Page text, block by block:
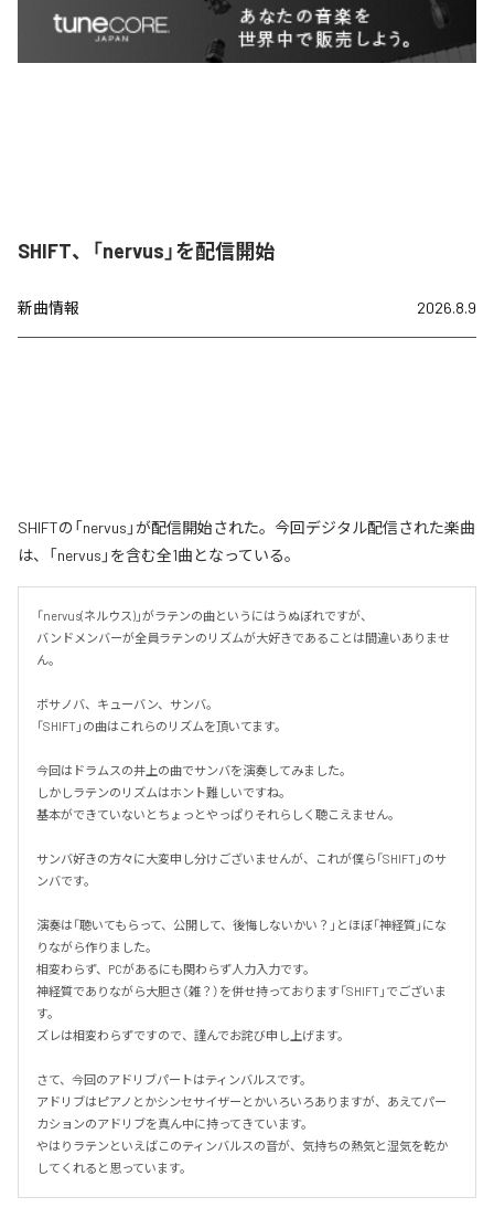
SHIFT、「nervus」を配信開始
新曲情報 2026.8.9
SHIFTの「nervus」が配信開始された。今回デジタル配信された楽曲
は、「nervus」を含む全1曲となっている。
「nervus(ネルウス)」がラテンの曲というにはうぬぼれですが、
バンドメンバーが全員ラテンのリズムが大好きであることは間違いありませ
ん。
ボサノバ、キューバン、サンバ。
「SHIFT」の曲はこれらのリズムを頂いてます。
今回はドラムスの井上の曲でサンバを演奏してみました。
しかしラテンのリズムはホント難しいですね。
基本ができていないとちょっとやっぱりそれらしく聴こえません。
サンバ好きの方々に大変申し分けございませんが、これが僕ら「SHIFT」のサ
ンバです。
演奏は「聴いてもらって、公開して、後悔しないかい？」とほぼ「神経質」にな
りながら作りました。
相変わらず、PCがあるにも関わらず人力入力です。
神経質でありながら大胆さ（雑？）を併せ持っております「SHIFT」でございま
す。
ズレは相変わらずですので、謹んでお詫び申し上げます。
さて、今回のアドリブパートはティンバルスです。
アドリブはピアノとかシンセサイザーとかいろいろありますが、あえてパー
カションのアドリブを真ん中に持ってきています。
やはりラテンといえばこのティンバルスの音が、気持ちの熱気と湿気を乾か
してくれると思っています。